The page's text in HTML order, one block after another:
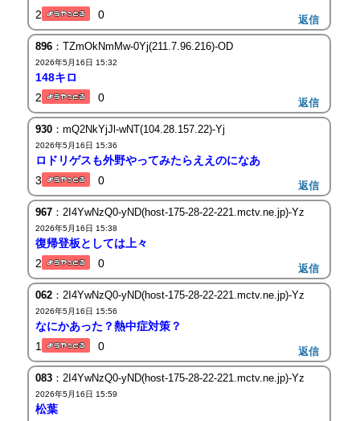
2
0 返信
896：TZmOkNmMw-0Yj(211.7.96.216)-OD
2026年5月16日 15:32
148キロ
2
0 返信
930：mQ2NkYjJl-wNT(104.28.157.22)-Yj
2026年5月16日 15:36
ロドリゲスも外野やってみたらええのになあ
3
0 返信
967：2I4YwNzQ0-yND(host-175-28-22-221.mctv.ne.jp)-Yz
2026年5月16日 15:38
復帰登板としては上々
2
0 返信
062：2I4YwNzQ0-yND(host-175-28-22-221.mctv.ne.jp)-Yz
2026年5月16日 15:56
なにかあった？熱中症対策？
1
0 返信
083：2I4YwNzQ0-yND(host-175-28-22-221.mctv.ne.jp)-Yz
2026年5月16日 15:59
松葉